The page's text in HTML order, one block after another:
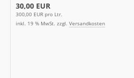
30,00 EUR
300,00 EUR pro Ltr.
inkl. 19 % MwSt. zzgl. Versandkosten